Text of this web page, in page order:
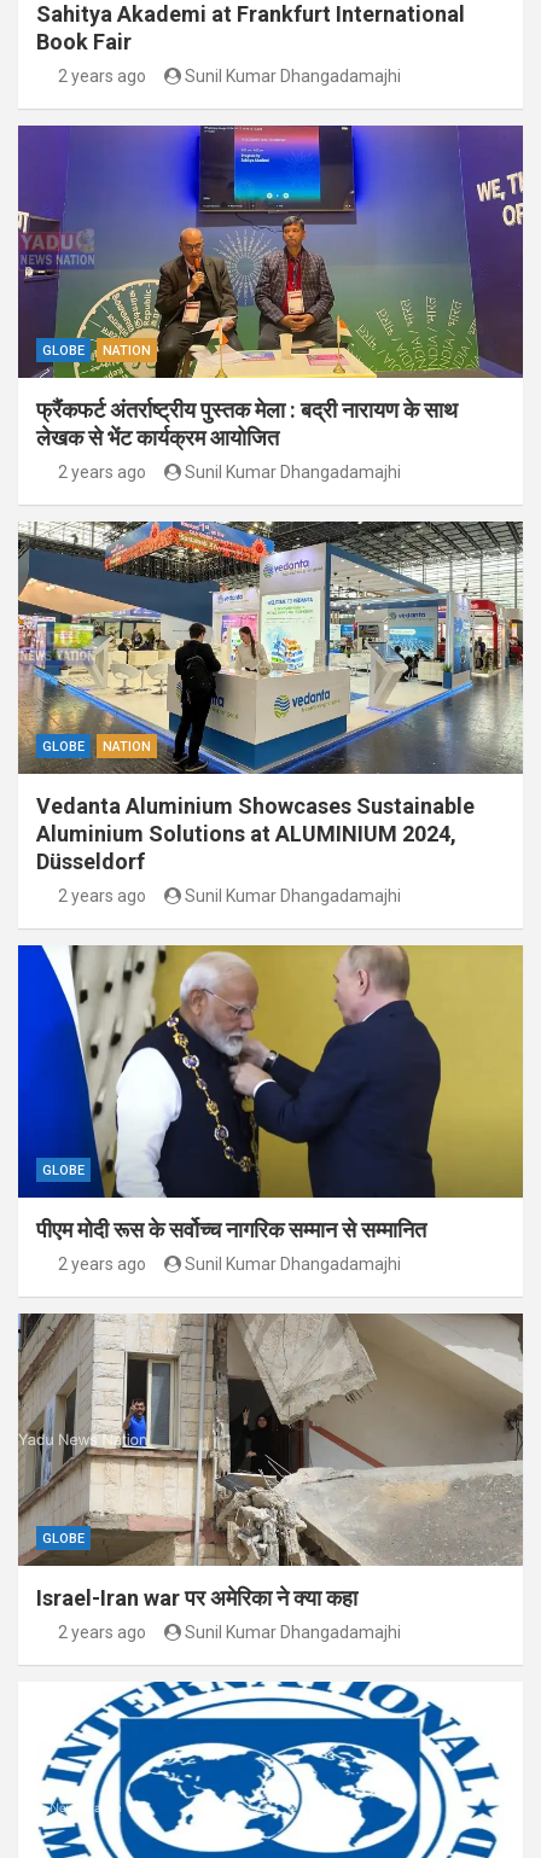
Sahitya Akademi at Frankfurt International
Book Fair
2 years ago Sunil Kumar Dhangadamajhi
GLOBE NATION
फ्रैंकफर्ट अंतर्राष्ट्रीय पुस्तक मेला : बद्री नारायण के साथ
लेखक से भेंट कार्यक्रम आयोजित
2 years ago Sunil Kumar Dhangadamajhi
GLOBE NATION
Vedanta Aluminium Showcases Sustainable
Aluminium Solutions at ALUMINIUM 2024,
Düsseldorf
2 years ago Sunil Kumar Dhangadamajhi
GLOBE
पीएम मोदी रूस के सर्वोच्च नागरिक सम्मान से सम्मानित
2 years ago Sunil Kumar Dhangadamajhi
GLOBE
Israel-Iran war पर अमेरिका ने क्या कहा
2 years ago Sunil Kumar Dhangadamajhi